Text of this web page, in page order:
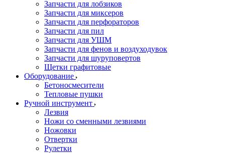
Запчасти для лобзиков
Запчасти для миксеров
Запчасти для перфораторов
Запчасти для пил
Запчасти для УШМ
Запчасти для фенов и воздуходувок
Запчасти для шуруповертов
Щетки графитовые
Оборудование
Бетоносмесители
Тепловые пушки
Ручной инструмент
Лезвия
Ножи со сменными лезвиями
Ножовки
Отвертки
Рулетки